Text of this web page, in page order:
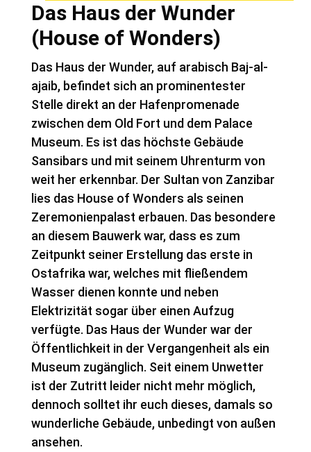
Das Haus der Wunder
(House of Wonders)
Das Haus der Wunder, auf arabisch Baj-al-
ajaib, befindet sich an prominentester
Stelle direkt an der Hafenpromenade
zwischen dem Old Fort und dem Palace
Museum. Es ist das höchste Gebäude
Sansibars und mit seinem Uhrenturm von
weit her erkennbar. Der Sultan von Zanzibar
lies das House of Wonders als seinen
Zeremonienpalast erbauen. Das besondere
an diesem Bauwerk war, dass es zum
Zeitpunkt seiner Erstellung das erste in
Ostafrika war, welches mit fließendem
Wasser dienen konnte und neben
Elektrizität sogar über einen Aufzug
verfügte. Das Haus der Wunder war der
Öffentlichkeit in der Vergangenheit als ein
Museum zugänglich. Seit einem Unwetter
ist der Zutritt leider nicht mehr möglich,
dennoch solltet ihr euch dieses, damals so
wunderliche Gebäude, unbedingt von außen
ansehen.